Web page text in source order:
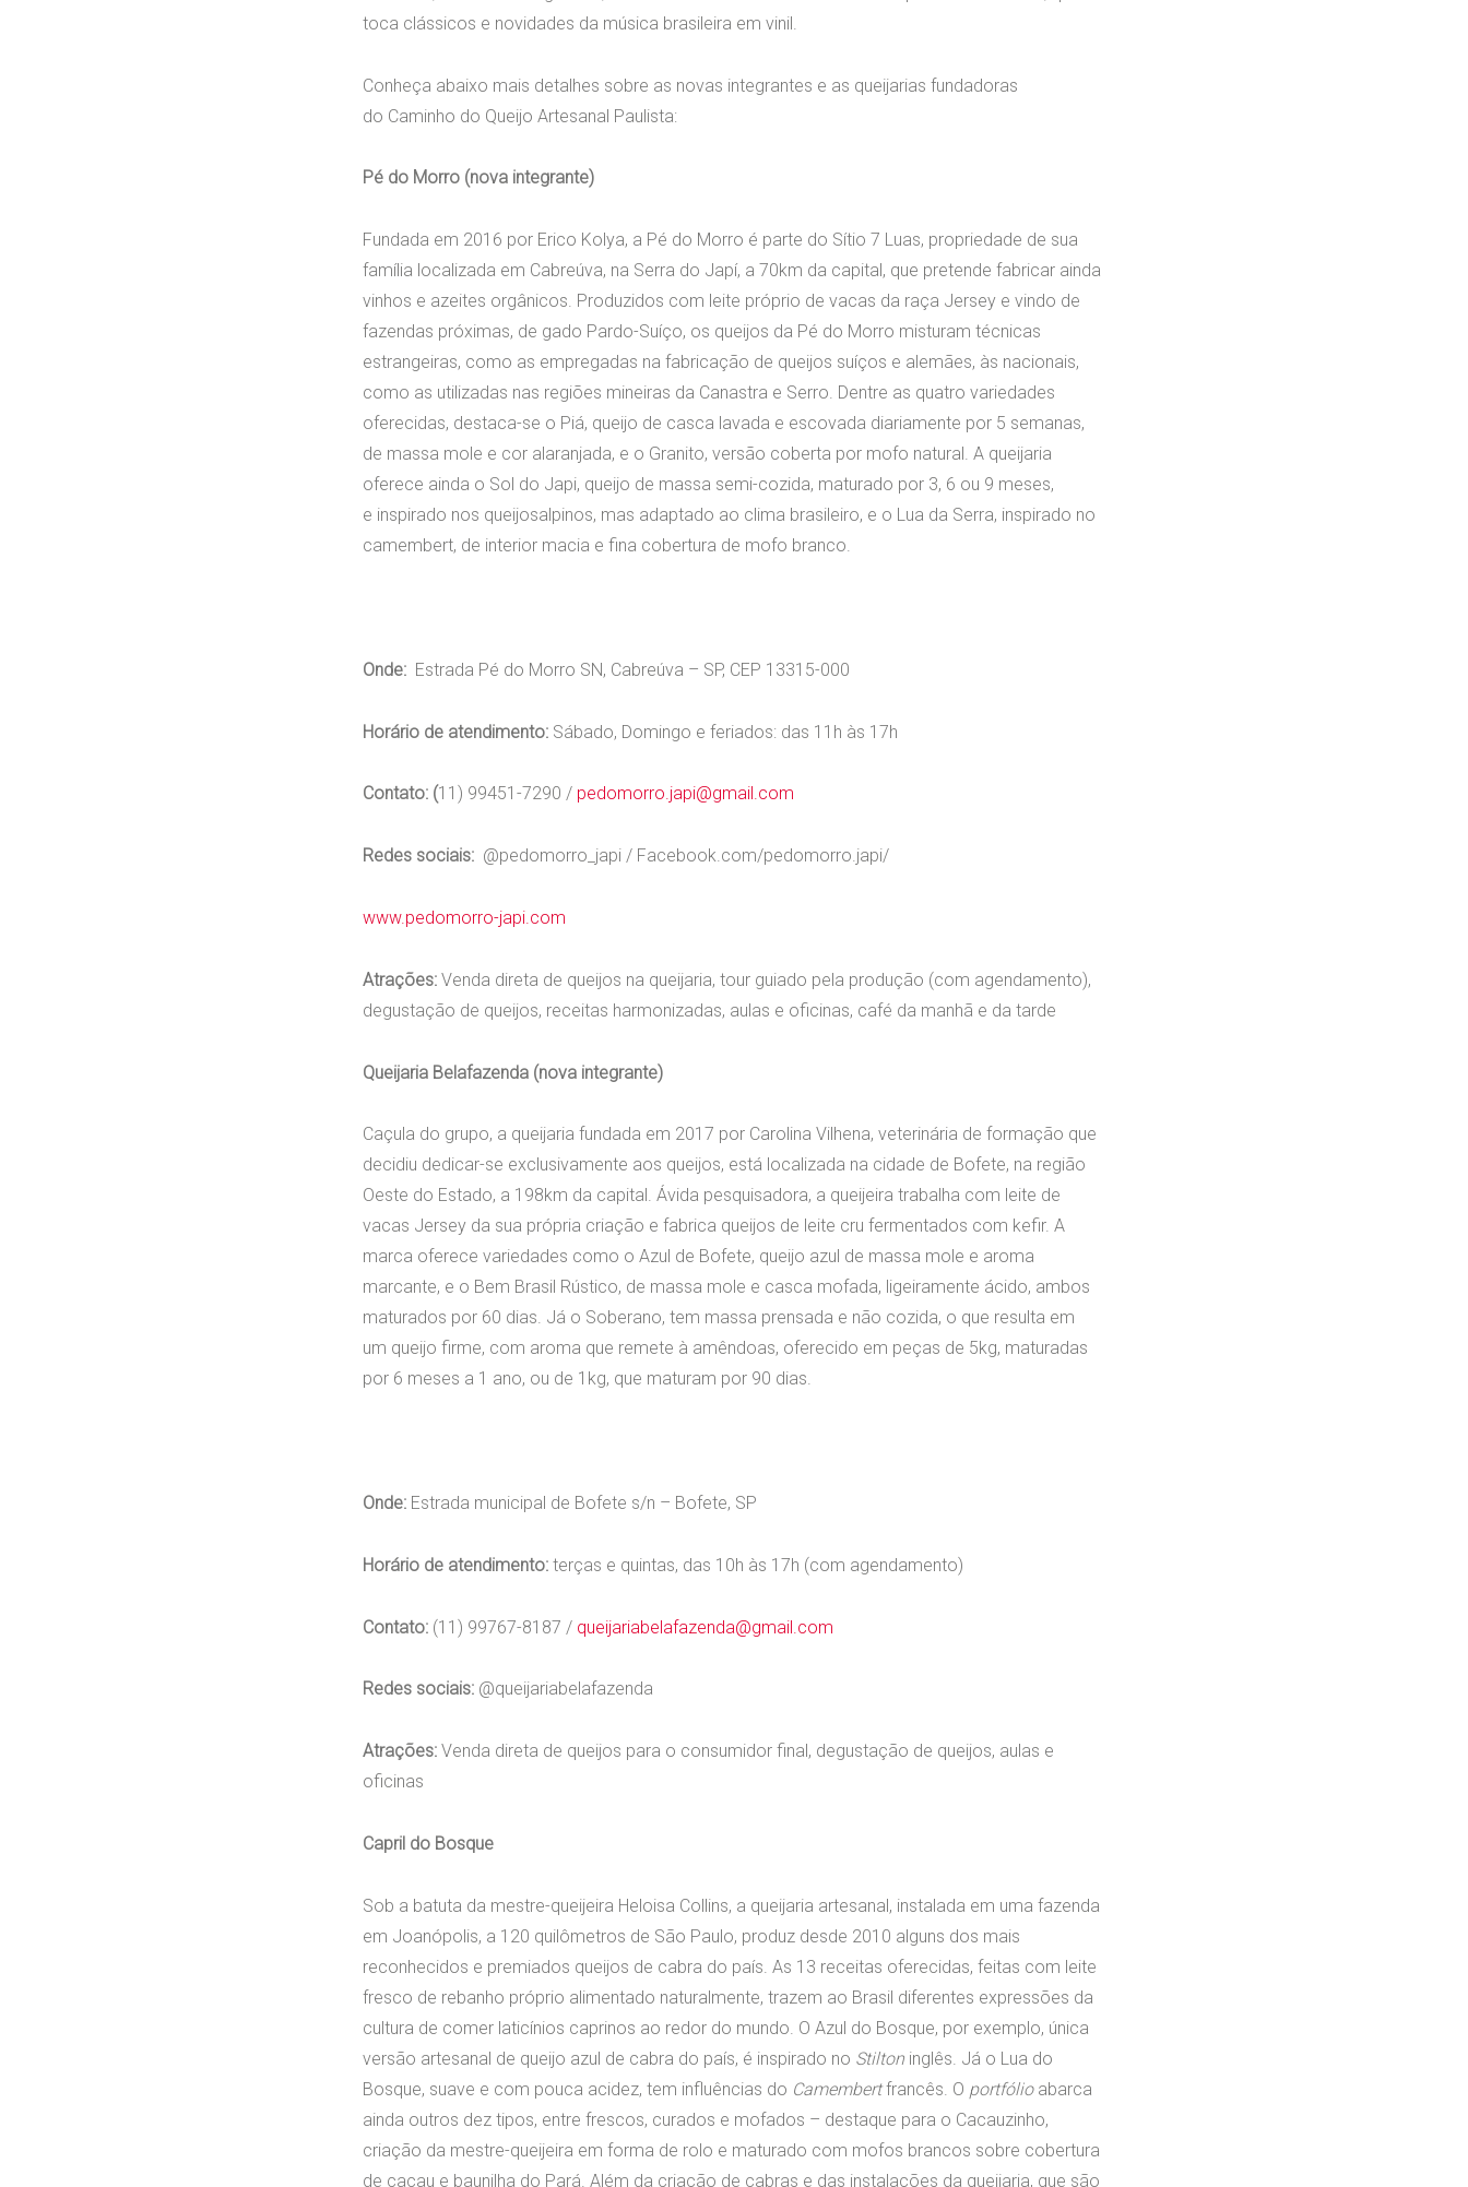
toca clássicos e novidades da música brasileira em vinil.
Conheça abaixo mais detalhes sobre as novas integrantes e as queijarias fundadoras
do Caminho do Queijo Artesanal Paulista:
Pé do Morro (nova integrante)
Fundada em 2016 por Erico Kolya, a Pé do Morro é parte do Sítio 7 Luas, propriedade de sua
família localizada em Cabreúva, na Serra do Japí, a 70km da capital, que pretende fabricar ainda
vinhos e azeites orgânicos. Produzidos com leite próprio de vacas da raça Jersey e vindo de
fazendas próximas, de gado Pardo-Suíço, os queijos da Pé do Morro misturam técnicas
estrangeiras, como as empregadas na fabricação de queijos suíços e alemães, às nacionais,
como as utilizadas nas regiões mineiras da Canastra e Serro. Dentre as quatro variedades
oferecidas, destaca-se o Piá, queijo de casca lavada e escovada diariamente por 5 semanas,
de massa mole e cor alaranjada, e o Granito, versão coberta por mofo natural. A queijaria
oferece ainda o Sol do Japi, queijo de massa semi-cozida, maturado por 3, 6 ou 9 meses,
e inspirado nos queijosalpinos, mas adaptado ao clima brasileiro, e o Lua da Serra, inspirado no
camembert, de interior macia e fina cobertura de mofo branco.
Onde: Estrada Pé do Morro SN, Cabreúva – SP, CEP 13315-000
Horário de atendimento: Sábado, Domingo e feriados: das 11h às 17h
Contato: (11) 99451-7290 / pedomorro.japi@gmail.com
Redes sociais: @pedomorro_japi / Facebook.com/pedomorro.japi/
www.pedomorro-japi.com
Atrações: Venda direta de queijos na queijaria, tour guiado pela produção (com agendamento),
degustação de queijos, receitas harmonizadas, aulas e oficinas, café da manhã e da tarde
Queijaria Belafazenda (nova integrante)
Caçula do grupo, a queijaria fundada em 2017 por Carolina Vilhena, veterinária de formação que
decidiu dedicar-se exclusivamente aos queijos, está localizada na cidade de Bofete, na região
Oeste do Estado, a 198km da capital. Ávida pesquisadora, a queijeira trabalha com leite de
vacas Jersey da sua própria criação e fabrica queijos de leite cru fermentados com kefir. A
marca oferece variedades como o Azul de Bofete, queijo azul de massa mole e aroma
marcante, e o Bem Brasil Rústico, de massa mole e casca mofada, ligeiramente ácido, ambos
maturados por 60 dias. Já o Soberano, tem massa prensada e não cozida, o que resulta em
um queijo firme, com aroma que remete à amêndoas, oferecido em peças de 5kg, maturadas
por 6 meses a 1 ano, ou de 1kg, que maturam por 90 dias.
Onde: Estrada municipal de Bofete s/n – Bofete, SP
Horário de atendimento: terças e quintas, das 10h às 17h (com agendamento)
Contato: (11) 99767-8187 / queijariabelafazenda@gmail.com
Redes sociais: @queijariabelafazenda
Atrações: Venda direta de queijos para o consumidor final, degustação de queijos, aulas e
oficinas
Capril do Bosque
Sob a batuta da mestre-queijeira Heloisa Collins, a queijaria artesanal, instalada em uma fazenda
em Joanópolis, a 120 quilômetros de São Paulo, produz desde 2010 alguns dos mais
reconhecidos e premiados queijos de cabra do país. As 13 receitas oferecidas, feitas com leite
fresco de rebanho próprio alimentado naturalmente, trazem ao Brasil diferentes expressões da
cultura de comer laticínios caprinos ao redor do mundo. O Azul do Bosque, por exemplo, única
versão artesanal de queijo azul de cabra do país, é inspirado no Stilton inglês. Já o Lua do
Bosque, suave e com pouca acidez, tem influências do Camembertfrancês. O portfólioabarca
ainda outros dez tipos, entre frescos, curados e mofados – destaque para o Cacauzinho,
criação da mestre-queijeira em forma de rolo e maturado com mofos brancos sobre cobertura
de cacau e baunilha do Pará. Além da criação de cabras e das instalações da queijaria, que são